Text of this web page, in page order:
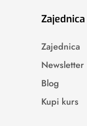
Zajednica
Zajednica
Newsletter
Blog
Kupi kurs